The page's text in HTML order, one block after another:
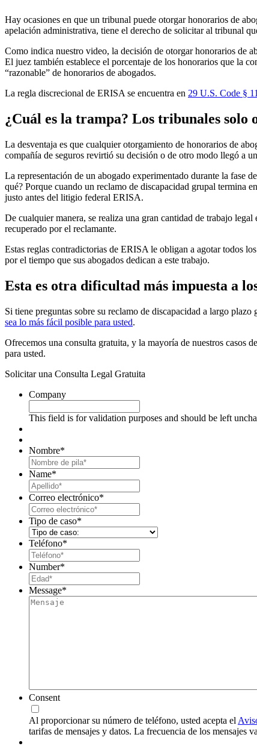
Hay ocasiones en que un tribunal puede otorgar honorarios de
apelación administrativa, tiene el derecho de solicitar al tribunal
Como indica nuestro video, la decisión de otorgar honorarios de
El juez también establece el porcentaje de los honorarios que la
“razonable” de honorarios de abogados.
La regla discrecional de ERISA se encuentra en 29 U.S. Code §
¿Cuál es la trampa? Los tribunales solo
La desventaja es que cualquier otorgamiento de honorarios de
compañía de seguros revirtió su decisión o de otro modo llegó a
La representación de un abogado experimentado durante la fase
qué? Porque cuando un reclamo de discapacidad grupal termina
justo antes del litigio federal ERISA.
De cualquier manera, se realiza una gran cantidad de trabajo
recuperado por el reclamante.
Estas reglas contradictorias de ERISA le obligan a agotar todos
por el tiempo que sus abogados dedican a este trabajo.
Esta es otra dificultad más impuesta a
Si tiene preguntas sobre su reclamo de discapacidad a largo
sea lo más fácil posible para usted.
Ofrecemos una consulta gratuita, y la mayoría de nuestros casos
para usted.
Solicitar una Consulta Legal Gratuita
Company
This field is for validation purposes and should be left
Nombre*
Name*
Correo electrónico*
Tipo de caso*
Teléfono*
Number*
Message*
Consent
Al proporcionar su número de teléfono, usted acepta el
tarifas de mensajes y datos. La frecuencia de los mensajes